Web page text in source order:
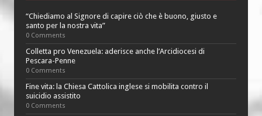
“Chiediamo al Signore di capire ciò che è buono, giusto e
santo per la nostra vita”
0 Comments
Colletta pro Venezuela: aderisce anche l’Arcidiocesi di
Pescara-Penne
0 Comments
Fine vita: la Chiesa Cattolica inglese si mobilita contro il
suicidio assistito
0 Comments